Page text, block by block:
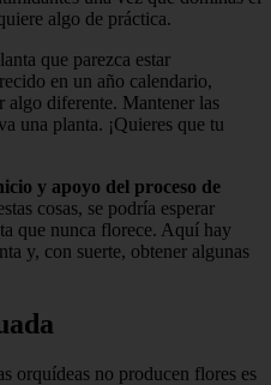
algo de práctica.
que parezca estar
en un año calendario,
algo diferente. Mantener las
una planta. ¡Quieres que tu
y apoyo del proceso de
cosas, se podría esperar
que nunca florece. Aquí hay
y, con suerte, obtener algunas
orquídeas no producen flores es